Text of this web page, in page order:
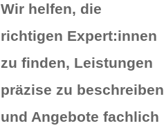
Wir helfen, die
richtigen Expert:innen
zu finden, Leistungen
präzise zu beschreiben
und Angebote fachlich